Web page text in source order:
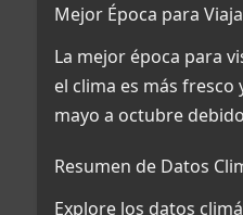
Mejor Época para
La mejor época para
el clima es más
mayo a octubre
Resumen de Datos
Explore los datos